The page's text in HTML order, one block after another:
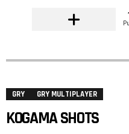
GRY GRY MULTIPLAYER
KOGAMA SHOTS